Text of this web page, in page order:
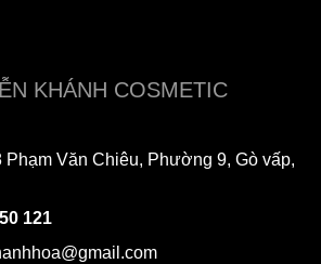
KHÁNH COSMETIC
Phạm Văn Chiêu, Phường 9, Gò vấp,
121